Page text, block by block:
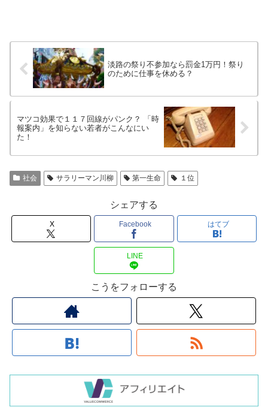
淡路の祭り不参加なら罰金1万円！祭り
のために仕事を休める？
マツコ効果で１１７回線がパンク？ 「時
報案内」を知らない若者がこんなにい
た！
社会 サラリーマン川柳 第一生命 １位
シェアする
X Facebook はてブ
LINE
こうをフォローする